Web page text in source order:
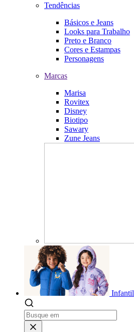
Tendências
Básicos e Jeans
Looks para Trabalho
Preto e Branco
Cores e Estampas
Personagens
Marcas
Marisa
Rovitex
Disney
Biotipo
Sawary
Zune Jeans
Infantil